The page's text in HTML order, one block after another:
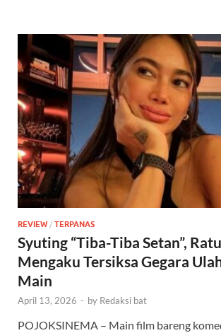
REVIEW / TERPANAS
Syuting “Tiba-Tiba Setan”,
Mengaku Tersiksa Gegara
Main
April 13, 2026 - by Redaksi bat
POJOKSINEMA – Main film bareng